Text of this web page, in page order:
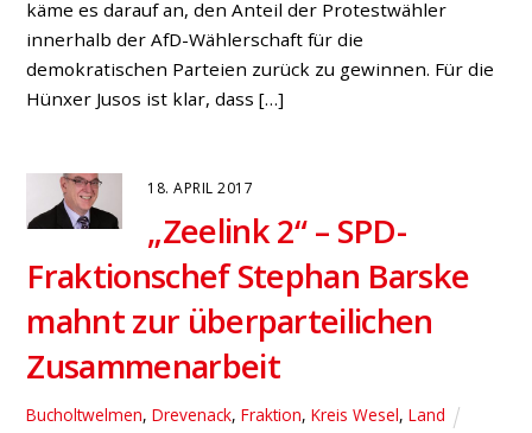
käme es darauf an, den Anteil der Protestwähler
innerhalb der AfD-Wählerschaft für die
demokratischen Parteien zurück zu gewinnen. Für die
Hünxer Jusos ist klar, dass […]
18. APRIL 2017
„Zeelink 2“ – SPD-
Fraktionschef Stephan Barske
mahnt zur überparteilichen
Zusammenarbeit
Bucholtwelmen,Drevenack,Fraktion,Kreis Wesel,Land